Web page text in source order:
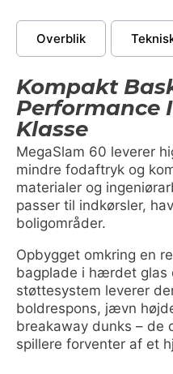
Overblik
Kompakt
Performance
Klasse
MegaSlam 60 leverer
mindre fodaftryk og
materialer og
passer til indkørsler,
boligområder.
Opbygget omkring en
bagplade i hærdet
støttesystem leverer
boldrespons, jævn
breakaway dunks – de
spillere forventer af et